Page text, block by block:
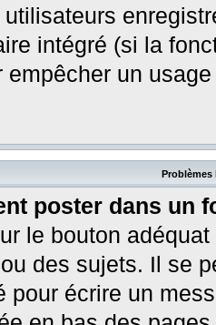
intégré (si la
empêcher un
Problèmes
poster dans un
le bouton
des sujets. Il se
pour écrire un